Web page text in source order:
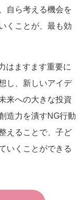
自ら考える機会を
くことが、最も効
はますます重要に
し、新しいアイデ
来への大きな投資
造力を潰すNG行動
えることで、子ど
いくことができる